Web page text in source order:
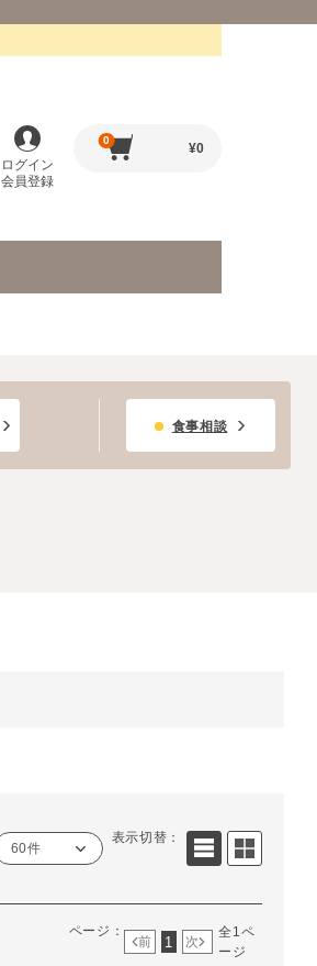
ログイン
会員登録
0
¥0
食事相談
60件
表示切替：
ページ：
前 1 次
全1ペ
ージ